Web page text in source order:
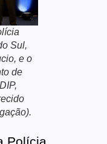
Sul,
e o
de